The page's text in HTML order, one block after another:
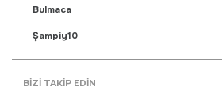
Bulmaca
Şampiy10
Fikstür
Puan Durumu
BİZİ TAKİP EDİN